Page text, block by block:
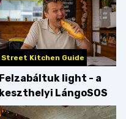
Street Kitchen Guide
Felzabáltuk light - a
keszthelyi LángoSOS